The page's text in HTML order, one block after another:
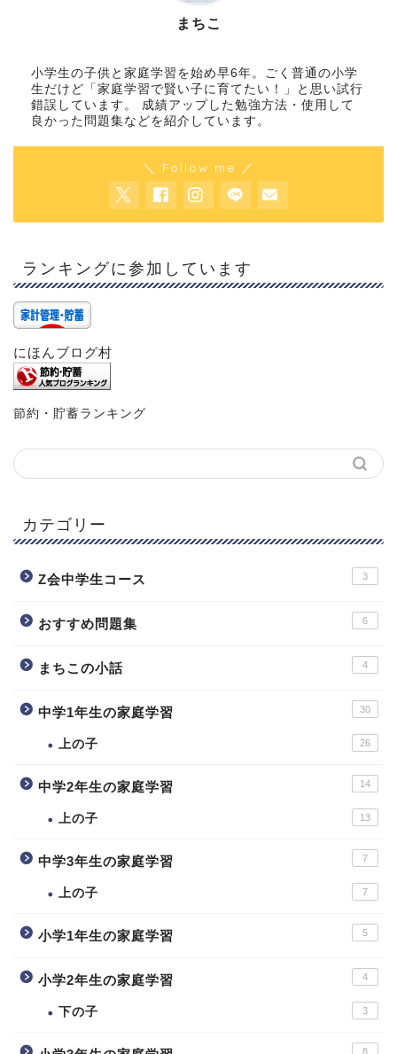
まちこ
小学生の子供と家庭学習を始め早6年。ごく普通の小学
生だけど「家庭学習で賢い子に育てたい！」と思い試行
錯誤しています。 成績アップした勉強方法・使用して
良かった問題集などを紹介しています。
＼ Follow me ／
ランキングに参加しています
にほんブログ村
節約・貯蓄ランキング
カテゴリー
Z会中学生コース 3
おすすめ問題集 6
まちこの小話 4
中学1年生の家庭学習 30
上の子 26
中学2年生の家庭学習 14
上の子 13
中学3年生の家庭学習 7
上の子 7
小学1年生の家庭学習 5
小学2年生の家庭学習 4
下の子 3
8